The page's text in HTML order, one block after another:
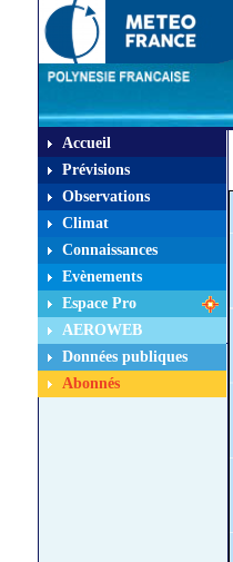
Accueil
Prévisions
Observations
Climat
Connaissances
Evènements
Espace Pro
AEROWEB
Données publiques
Abonnés